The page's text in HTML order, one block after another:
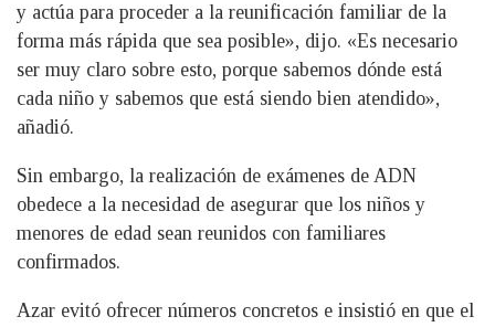
y actúa para proceder a la reunificación familiar de la
forma más rápida que sea posible», dijo. «Es necesario
ser muy claro sobre esto, porque sabemos dónde está
cada niño y sabemos que está siendo bien atendido»,
añadió.
Sin embargo, la realización de exámenes de ADN
obedece a la necesidad de asegurar que los niños y
menores de edad sean reunidos con familiares
confirmados.
Azar evitó ofrecer números concretos e insistió en que el